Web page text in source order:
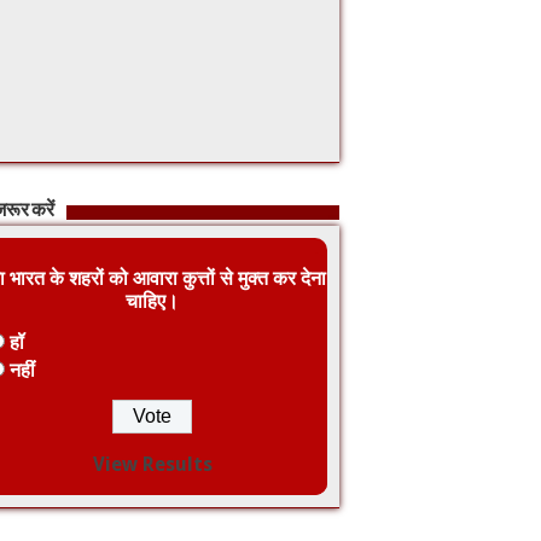
करें
भारत के शहरों को आवारा कुत्तों से मुक्त कर देना
चाहिए।
हॉ
नहीं
View Results